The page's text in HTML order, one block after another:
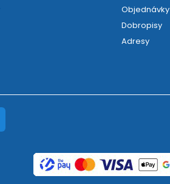
Objednávky
Dobropisy
Adresy